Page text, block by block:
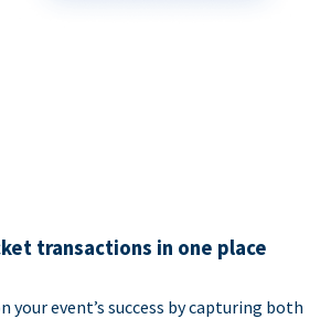
transactions in one place
your event’s success by capturing both